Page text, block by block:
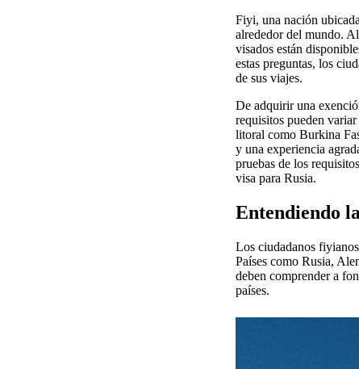
Fiyi, una nación
alrededor del mundo.
visados están
estas preguntas, los
de sus viajes.
De adquirir una
requisitos pueden
litoral como Burkina
y una experiencia
pruebas de los
visa para Rusia.
Entendiendo
Los ciudadanos
Países como Rusia,
deben comprender a
países.